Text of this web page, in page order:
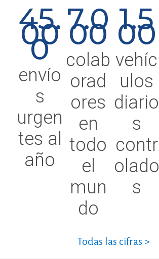
45.
00
0
envío
s
urgen
tes al
año
7.0
00
colab
orad
ores
en
todo
el
mun
do
1.5
00
vehíc
ulos
diario
s
contr
olado
s
Todas las cifras >